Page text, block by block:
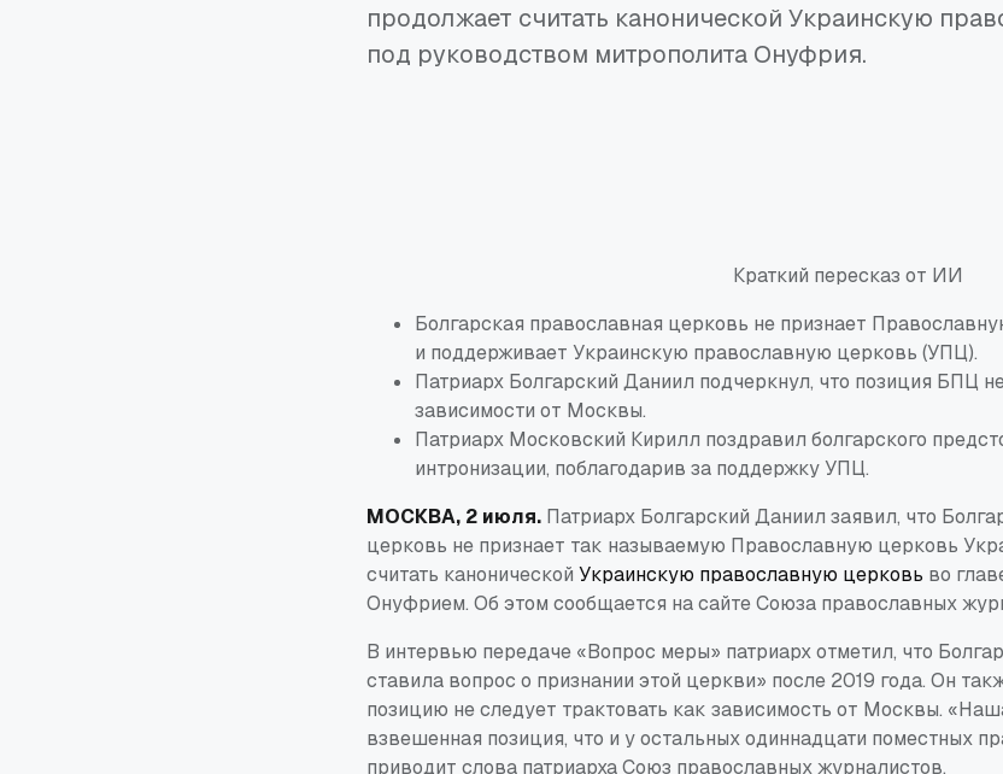
продолжает считать канонической Украинскую
под руководством митрополита Онуфрия.
Краткий пересказ от ИИ
Болгарская православная церковь не признает
и поддерживает Украинскую православную церковь (УПЦ).
Патриарх Болгарский Даниил подчеркнул, что позиция БПЦ
зависимости от Москвы.
Патриарх Московский Кирилл поздравил болгарского
интронизации, поблагодарив за поддержку УПЦ.
МОСКВА, 2 июля. Патриарх Болгарский Даниил заявил, что
церковь не признает так называемую Православную церковь
считать канонической Украинскую православную церковь во
Онуфрием. Об этом сообщается на сайте Союза православных
В интервью передаче «Вопрос меры» патриарх отметил, что
ставила вопрос о признании этой церкви» после 2019 года. Он
позицию не следует трактовать как зависимость от Москвы.
взвешенная позиция, что и у остальных одиннадцати поместных
приводит слова патриарха Союз православных журналистов.